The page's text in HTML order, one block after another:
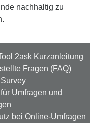
nachhaltig zu
2ask Kurzanleitung
Fragen (FAQ)
Umfragen und
bei Online-Umfragen